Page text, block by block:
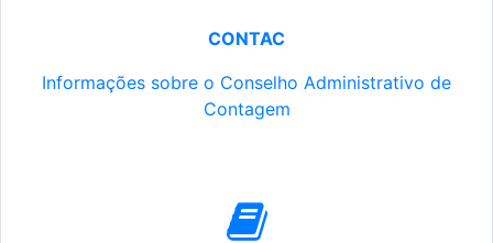
CONTAC
Informações sobre o Conselho Administrativo de
Contagem